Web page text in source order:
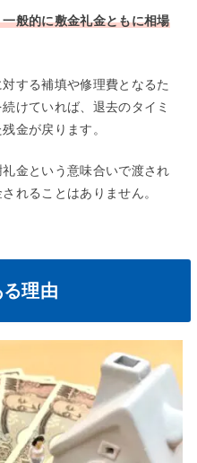
般的に敷金礼金ともに相場
する補填や修理費となるた
けていれば、退去のタイミ
金が戻ります。
金という意味合いで渡され
れることはありません。
理由